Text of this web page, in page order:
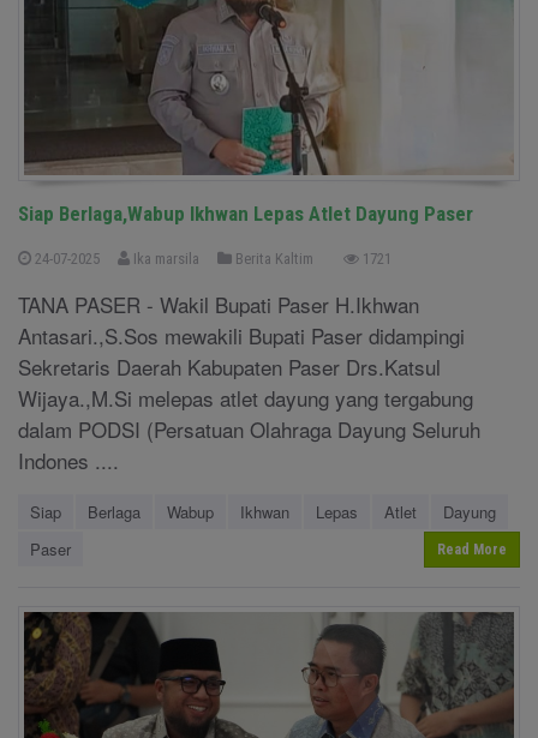
Siap Berlaga,Wabup Ikhwan Lepas Atlet Dayung Paser
24-07-2025 Ika marsila Berita Kaltim 1721
TANA PASER - Wakil Bupati Paser H.Ikhwan
Antasari.,S.Sos mewakili Bupati Paser didampingi
Sekretaris Daerah Kabupaten Paser Drs.Katsul
Wijaya.,M.Si melepas atlet dayung yang tergabung
dalam PODSI (Persatuan Olahraga Dayung Seluruh
Indones ....
Siap Berlaga Wabup Ikhwan Lepas Atlet
Dayung
Paser
Read More